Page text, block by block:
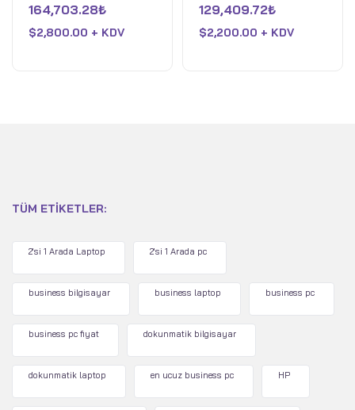
Nvidia GeForce RTX
4070 - 16GB DDR5 RAM
üzerinden
0
aldı
164,703.28₺
$2,800.00 + KDV
14650HX - 8GB Nvidia
GeForce RTX 4060 -
üzerinden
0
aldı
129,409.72₺
$2,200.00 + KDV
TÜM ETIKETLER:
2'si 1 Arada Laptop 2'si 1 Arada pc
business bilgisayar business laptop business pc
business pc fiyat dokunmatik bilgisayar
dokunmatik laptop en ucuz business pc HP